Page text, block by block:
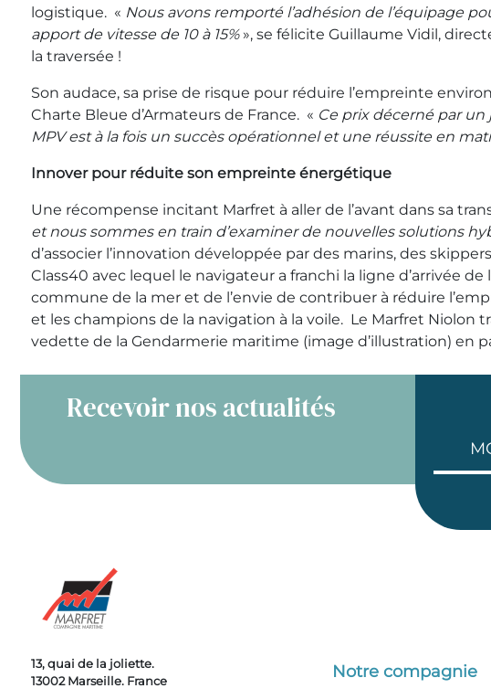
logistique. « Nous avons remporté l’adhésion de l’équipage
apport de vitesse de 10 à 15%», se félicite Guillaume Vidil,
la traversée !
Son audace, sa prise de risque pour réduire l’empreinte
Charte Bleue d’Armateurs de France. « Ce prix décerné par
MPV est à la fois un succès opérationnel et une réussite en
Innover pour réduite son empreinte énergétique
Une récompense incitant Marfret à aller de l’avant dans sa
et nous sommes en train d’examiner de nouvelles solutions
d’associer l’innovation développée par des marins, des
Class40 avec lequel le navigateur a franchi la ligne d’arrivée de
commune de la mer et de l’envie de contribuer à réduire
et les champions de la navigation à la voile. Le Marfret Niolon
vedette de la Gendarmerie maritime (image d’illustration) en
Recevoir nos actualités
13, quai de la joliette.
13002 Marseille. France
Notre compagnie